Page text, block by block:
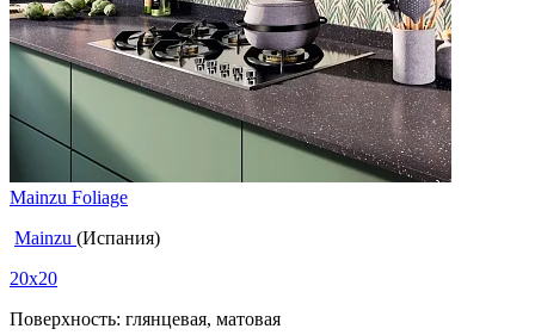
Mainzu Foliage
Mainzu (Испания)
20x20
Поверхность: глянцевая, матовая